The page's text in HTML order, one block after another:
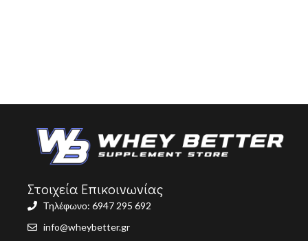
Στοιχεία Επικοινωνίας
Τηλέφωνο: 6947 295 692
info@wheybetter.gr